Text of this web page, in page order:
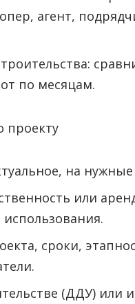
агент,
по месяцам.
проекту
на
или
сроки,
(ДДУ) или